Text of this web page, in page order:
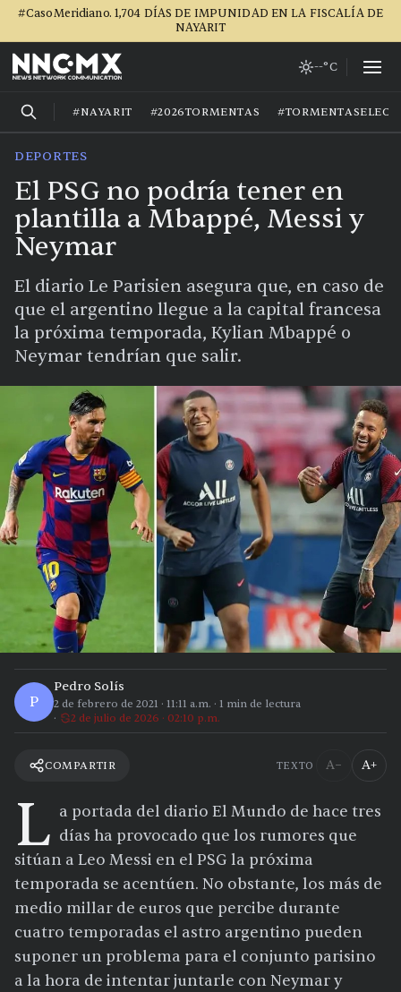
#CasoMeridiano. 1,704 DÍAS DE IMPUNIDAD EN LA FISCALÍA DE
NAYARIT
--°C
#NAYARIT #2026TORMENTAS
DEPORTES
El PSG no podría tener en
plantilla a Mbappé, Messi y
Neymar
El diario Le Parisien asegura que, en caso de
que el argentino llegue a la capital francesa
la próxima temporada, Kylian Mbappé o
Neymar tendrían que salir.
P
Pedro Solís
2 de febrero de 2021 · 11:11 a.m. · 1 min de lectura
2 de julio de 2026 · 02:10 p.m.
COMPARTIR TEXTO A− A+
L a portada del diario El Mundo de hace tres
días ha provocado que los rumores que
sitúan a Leo Messi en el PSG la próxima
temporada se acentúen. No obstante, los más de
medio millar de euros que percibe durante
cuatro temporadas el astro argentino pueden
suponer un problema para el conjunto parisino
a la hora de intentar juntarle con Neymar y